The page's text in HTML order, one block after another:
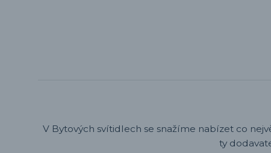
V Bytových svítidlech se snažíme nabízet co
ty